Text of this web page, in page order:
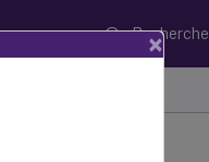
Recherche
×